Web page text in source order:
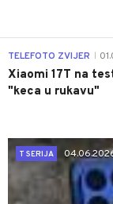
TELEFOTO ZVIJER
Xiaomi 17T na
"keca u rukavu"
T SERIJA